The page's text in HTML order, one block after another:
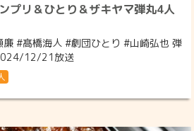
プリ＆ひとり＆ザキヤマ弾丸4人
廉 #髙橋海人 #劇団ひとり #山崎弘也 弾
12/21放送